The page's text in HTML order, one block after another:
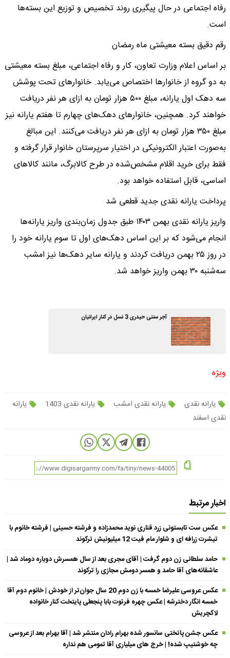
رفاه اجتماعی در حال پیگیری روند تخصیص و توزیع این بسته‌ها
است.
رقم دقیق بسته معیشتی ماه رمضان
بر اساس اعلام وزارت تعاون، کار و رفاه اجتماعی، مبلغ بسته معیشتی
به دو گروه از خانوارها اختصاص می‌یابد. خانوارهای تحت پوشش
سه دهک اول یارانه، مبلغ ۵۰۰ هزار تومان به ازای هر نفر دریافت
خواهند کرد. همچنین، خانوارهای دهک‌های چهارم تا هفتم یارانه نیز
مبلغ ۳۵۰ هزار تومان به ازای هر نفر دریافت می‌کنند. این مبالغ
به‌صورت اعتبار الکترونیکی در اختیار سرپرستان خانوار قرار گرفته و
فقط برای خرید اقلام مشخص‌شده در طرح کالابرگ، مانند کالاهای
اساسی، قابل استفاده خواهد بود.
پرداخت یارانه نقدی جدید قطعی شد
واریز یارانه نقدی بهمن ۱۴۰۳ طبق جدول زمان‌بندی واریز یارانه‌ها
انجام می‌شود که بر این اساس دهک‌های اول تا سوم یارانه خود را
در روز ۲۵ بهمن دریافت کردند و یارانه سایر دهک‌ها نیز امشب
سه‌شنبه ۳۰ بهمن واریز خواهد شد.
آجر سنتی حیدری 3 نسل در کنار ایرانیان
ویژه
یارانه نقدی یارانه نقدی امشب یارانه نقدی 1403
یارانه
نقدی اسفند
اخبار مرتبط
عکس ست تابستونی زرد قناری نوید محمدزاده و فرشته حسینی | فرشته خانوم با
تیشرت زرافه ای و شلوار مام فیت 12 میلیونیش ترکوند
حامد سلطانی زن دوم گرفت | آقای مجری بعد از سال همسرش دوباره دوماد شد |
عاشقانه‌های آقا حامد و همسر دومش مجازی را ترکوند
عکس عروسی علیرضا خمسه با زن دوم 20 سال جوان‌تر از خودش | خانوم دوم آقا
خمسه انگار دخترشه | عکس چهره فرتوت بابا پنجعلی پایتخت کنار خانواده
لاکچریش
عکس جشن پاتختی سانسور شده بهرام رادان منتشر شد | آقا بهرام بعد از عروسی
چه خوشتیپ شده! | خرج های میلیاری آقا تمومی هم نداره